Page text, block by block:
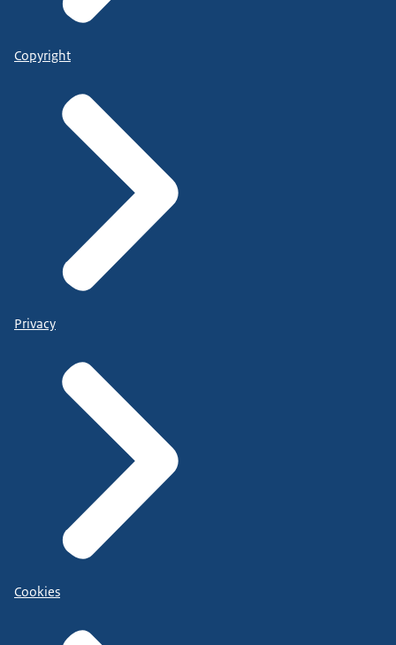
Copyright
Privacy
Cookies